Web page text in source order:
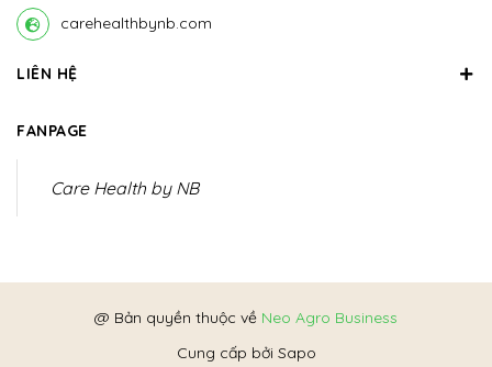
carehealthbynb.com
LIÊN HỆ
FANPAGE
Care Health by NB
@ Bản quyền thuộc về Neo Agro Business
Cung cấp bởi Sapo